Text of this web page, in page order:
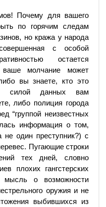
Почему для вашего
по горячим следам
но кража у народа
с особой
остается
ваше молчание может
вы знаете, кто это
силой данных вам
либо полиция города
“группой неизвестных
информация о том,
один преступник?) с
Пугающие строки
тех дней, словно
плохих гангстерских
мысль о возможности
оружия и не
выбившихся из